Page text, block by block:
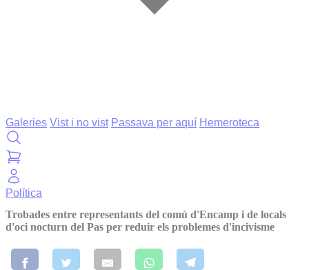
Galeries Vist i no vist Passava per aquí Hemeroteca
Política
Trobades entre representants del comú d'Encamp i de locals
d'oci nocturn del Pas per reduir els problemes d'incivisme